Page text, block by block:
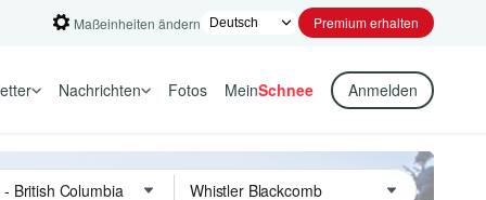
Maßeinheiten ändern Premium erhalten
Nachrichten Fotos MeinSchnee Anmelden